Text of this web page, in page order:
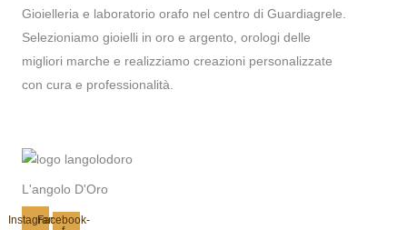
Gioielleria e laboratorio orafo nel centro di Guardiagrele.
Selezioniamo gioielli in oro e argento, orologi delle
migliori marche e realizziamo creazioni personalizzate
con cura e professionalità.
L'angolo D'Oro
InstagramFacebook-